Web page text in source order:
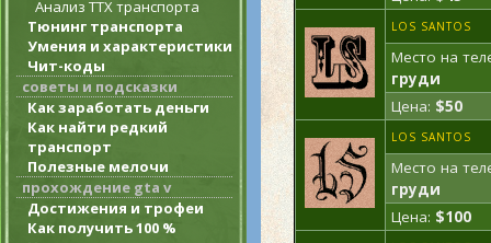
Анализ ТТХ транспорта
Тюнинг транспорта
Умения и характеристики
Чит-коды
советы и подсказки
Как заработать деньги
Как найти редкий
транспорт
Полезные мелочи
прохождение gta v
Достижения и трофеи
Как получить 100 %
LOS SANTOS
Место на
груди
Цена: $50
LOS SANTOS
Место на
груди
Цена: $100